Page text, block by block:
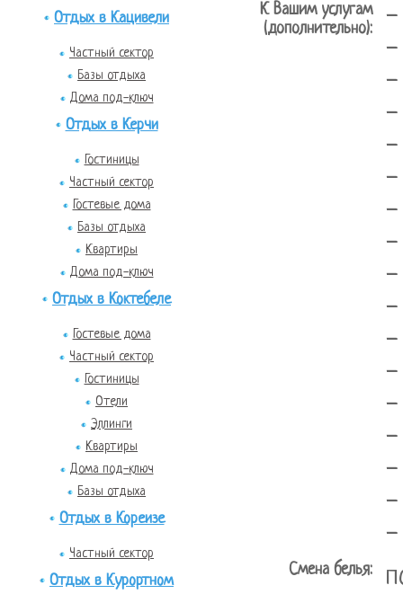
Отдых в Кацивели
Частный сектор
Базы отдыха
Дома под-ключ
Отдых в Керчи
Гостиницы
Частный сектор
Гостевые дома
Базы отдыха
Квартиры
Дома под-ключ
Отдых в Коктебеле
Гостевые дома
Частный сектор
Гостиницы
Отели
Эллинги
Квартиры
Дома под-ключ
Базы отдыха
Отдых в Кореизе
Частный сектор
Отдых в Курортном
К Вашим услугам
(дополнительно):
-
-
-
-
-
-
-
-
-
-
-
-
-
-
-
-
-
Смена белья: